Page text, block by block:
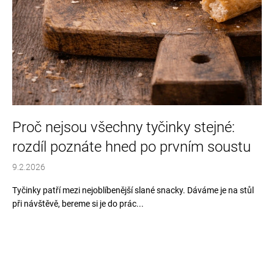
Proč nejsou všechny tyčinky stejné:
rozdíl poznáte hned po prvním soustu
9.2.2026
Tyčinky patří mezi nejoblíbenější slané snacky. Dáváme je na stůl
při návštěvě, bereme si je do prác...
a
j
í
t
?
HLEDAT
D
o